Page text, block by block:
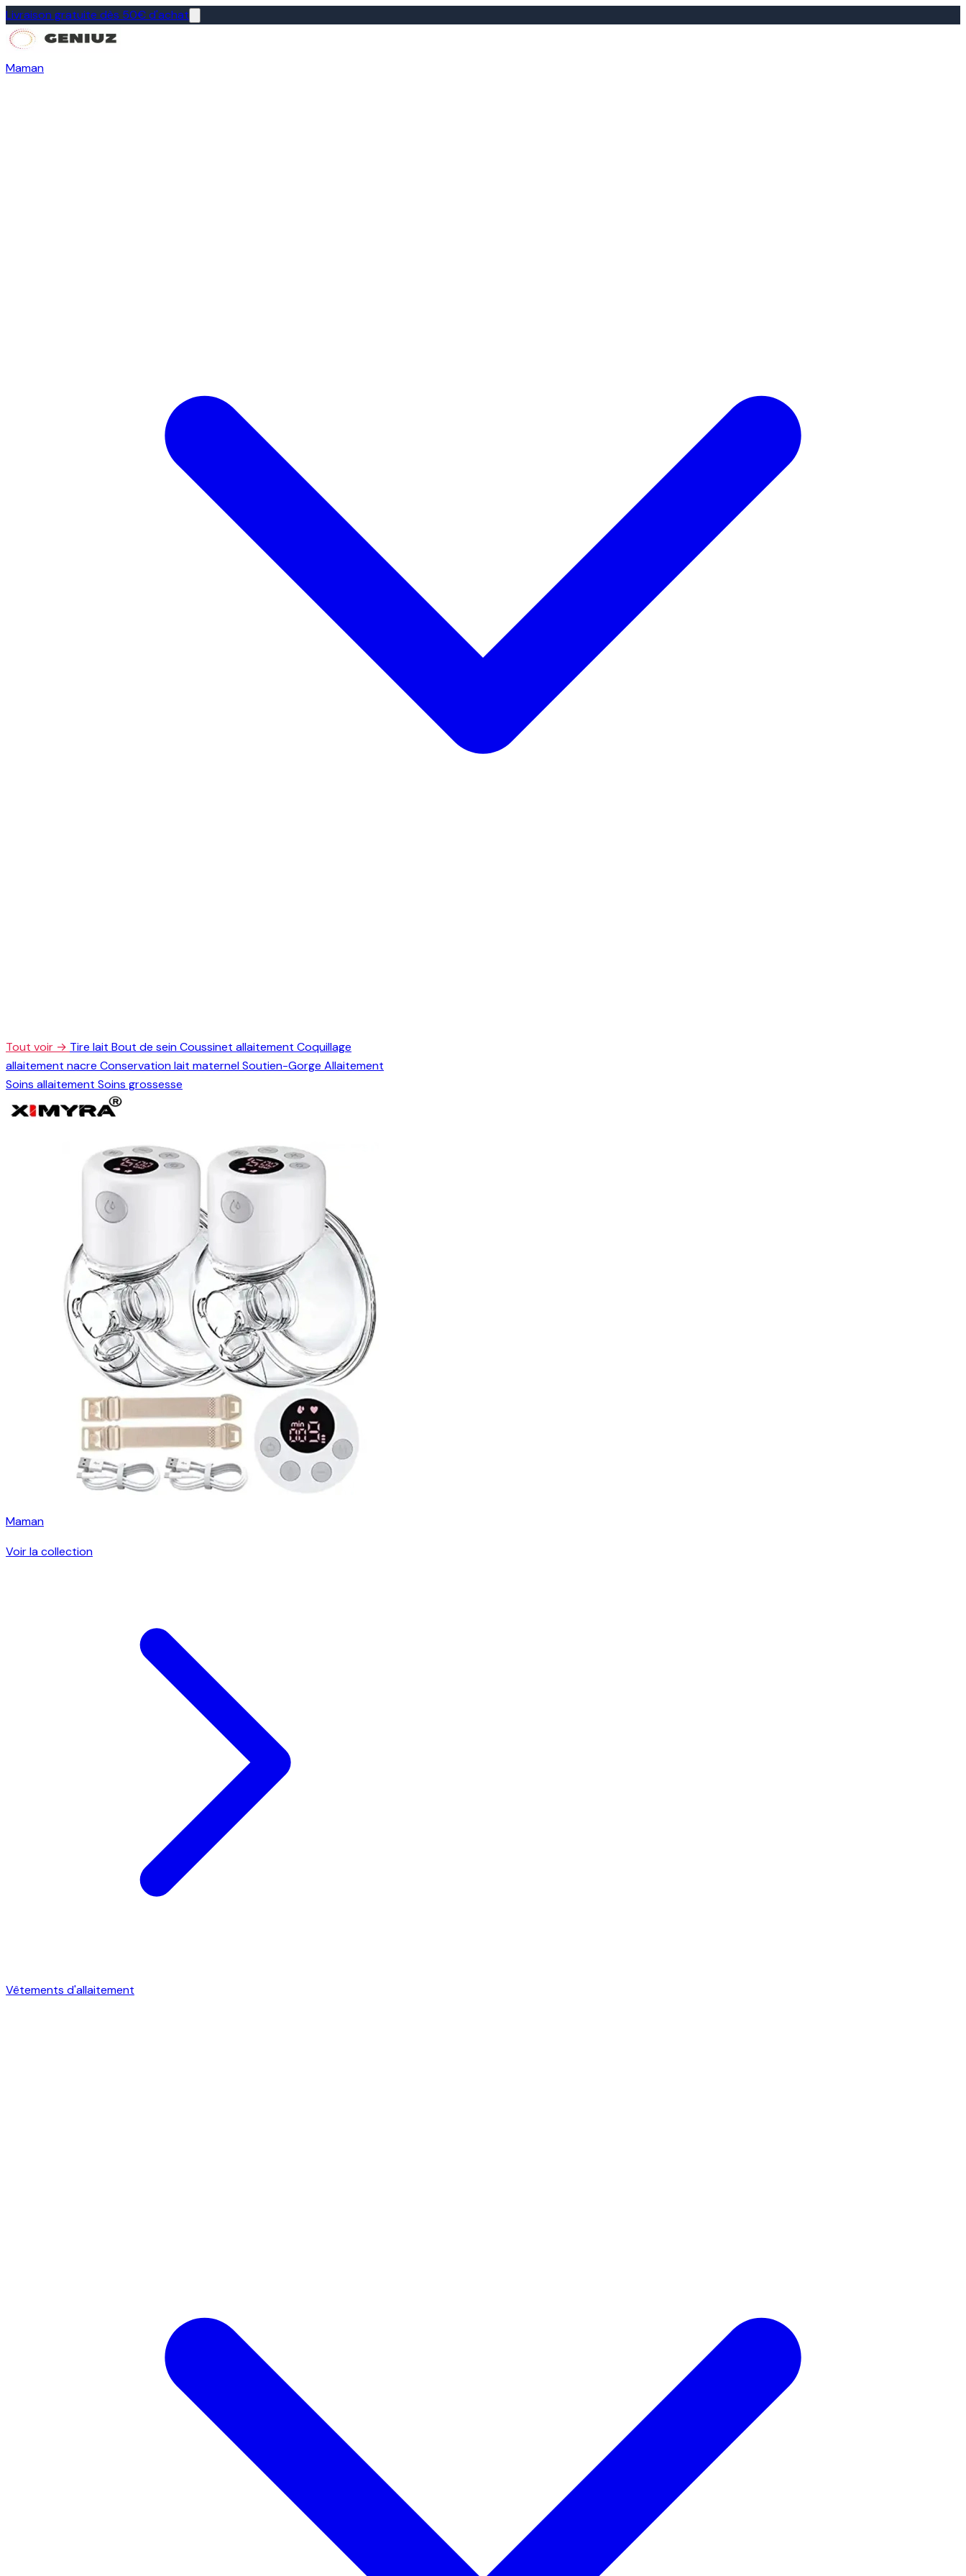
Livraison gratuite dès 50€ d'achat
Maman
Tout voir → Tire lait Bout de seinCoussinet allaitement Coquillage
allaitement nacre Conservation lait maternelSoutien-Gorge Allaitement
Soins allaitement Soins grossesse
Maman
Voir la collection
Vêtements d'allaitement